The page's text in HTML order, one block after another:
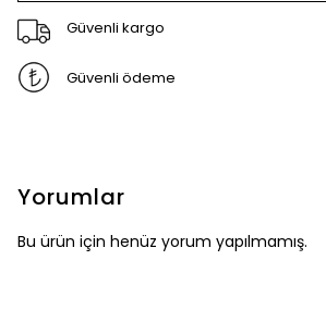
Güvenli kargo
Güvenli ödeme
Yorumlar
Bu ürün için henüz yorum yapılmamış.